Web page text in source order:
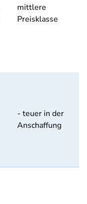
mittlere
Preisklasse
- teuer in der
Anschaffung